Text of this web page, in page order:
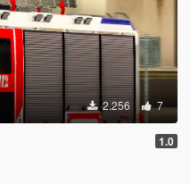
2.256 7
1.0